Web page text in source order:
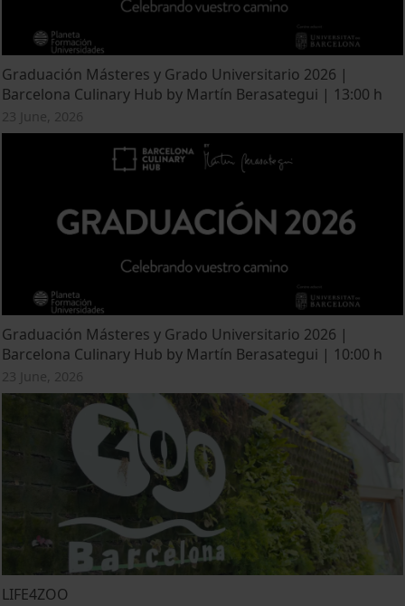
Graduación Másteres y Grado Universitario 2026 |
Barcelona Culinary Hub by Martín Berasategui | 13:00 h
23 June, 2026
Graduación Másteres y Grado Universitario 2026 |
Barcelona Culinary Hub by Martín Berasategui | 10:00 h
23 June, 2026
LIFE4ZOO